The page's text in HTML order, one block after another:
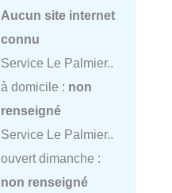
Aucun site internet
connu
Service Le Palmier..
à domicile : non
renseigné
Service Le Palmier..
ouvert dimanche :
non renseigné